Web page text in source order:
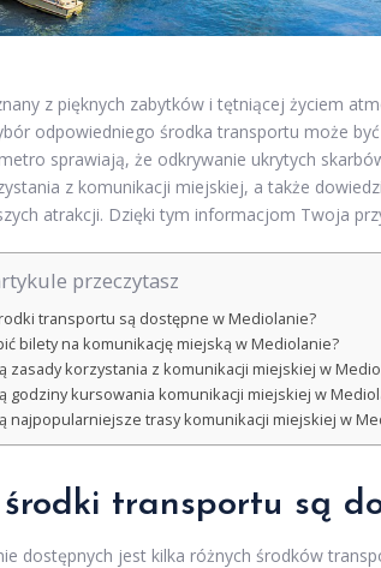
z pięknych zabytków i tętniącej życiem
odpowiedniego środka transportu może
sprawiają, że odkrywanie ukrytych
z komunikacji miejskiej, a także
atrakcji. Dzięki tym informacjom Twoja
przeczytasz
transportu są dostępne w Mediolanie?
bilety na komunikację miejską w Mediolanie?
zasady korzystania z komunikacji miejskiej w
godziny kursowania komunikacji miejskiej w
najpopularniejsze trasy komunikacji miejskiej w
środki transportu są
dostępnych jest kilka różnych środków